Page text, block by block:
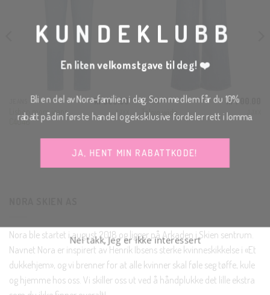
Lisbon mom jeans
C4046
kr500.00
JJXX
JEANS
Tokyo wide
kr700.00
Nora ble startet i august 2018 og ligger på Arkaden i Skien sentrum.
Navnet Nora er inspirert av Henrik Ibsens sterke kvinneskikkelse i «Et
dukkehjem», og vi brenner for at alle kvinner skal føle seg tøffe, kule
og hjemme hos oss. Vi skiller oss ut ved å håndplukke det lille ekstra
KUNDEKLUBB
En liten velkomstgave til deg! ❤️
Bli en del av Nora-familien i dag. Som medlem får du 10%
rabatt på din første handel og eksklusive fordeler rett i lomma.
JA, HENT MIN RABATTKODE!
Nei takk, Jeg er ikke interessert